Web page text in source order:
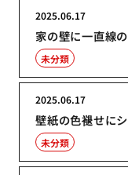
家の壁に一直線
2025.06.17
未分類
壁紙の色褪せに
2025.06.17
未分類